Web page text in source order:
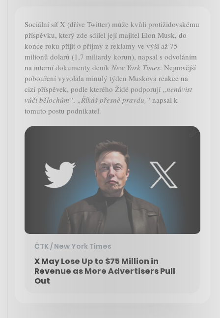
Sociální síť X (dříve Twitter) může kvůli protižidovskému
příspěvku, který zde sdílel její majitel Elon Musk, do
konce roku přijít o příjmy z reklamy ve výši až 75
milionů dolarů (1,7 miliardy korun), napsal s odvoláním
na interní dokumenty deník New York Times. Nejnovější
pobouření vyvolala minulý týden Muskova reakce na
cizí příspěvek, podle kterého Židé podporují „nenávist
vůči bělochům“. „Říkáš přesně pravdu,“ napsal k
tomuto postu podnikatel.
ČTK / New York Times
X May Lose Up to $75 Million in
Revenue as More Advertisers Pull
Out